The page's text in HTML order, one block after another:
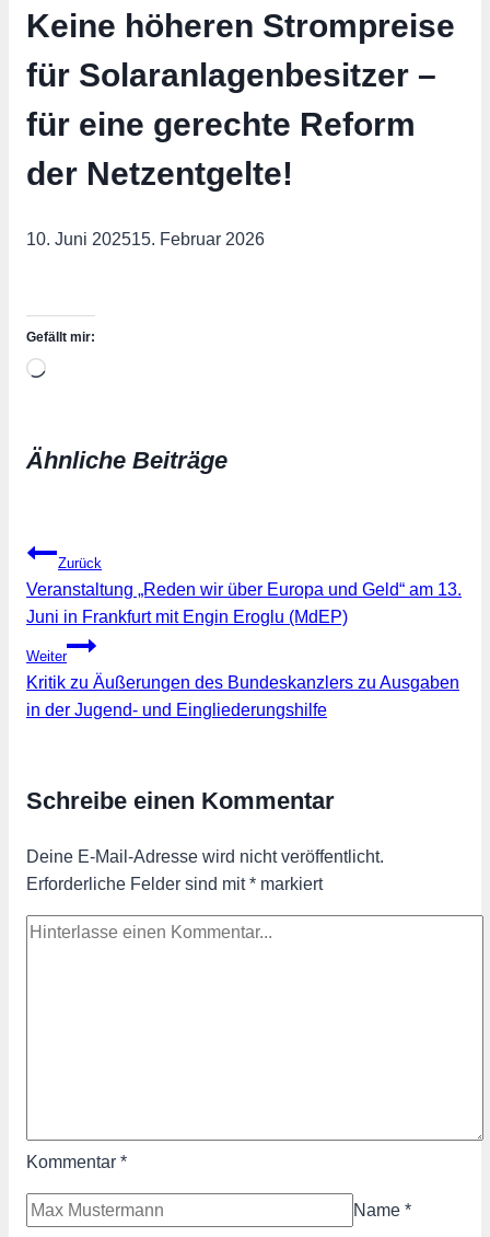
Keine höheren Strompreise
für Solaranlagenbesitzer –
für eine gerechte Reform
der Netzentgelte!
10. Juni 202515. Februar 2026
Gefällt mir:
Wird
Ähnliche Beiträge
Beitragsnavigation
Zurück
Veranstaltung „Reden wir über Europa und Geld“ am 13.
Juni in Frankfurt mit Engin Eroglu (MdEP)
Weiter
Kritik zu Äußerungen des Bundeskanzlers zu Ausgaben
in der Jugend- und Eingliederungshilfe
Schreibe einen Kommentar
Deine E-Mail-Adresse wird nicht veröffentlicht.
Erforderliche Felder sind mit* markiert
Kommentar *
Name *